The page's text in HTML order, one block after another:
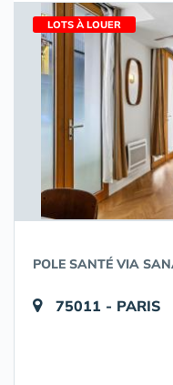
LOTS À LOUER
POLE SANTÉ VIA
75011 - PARIS